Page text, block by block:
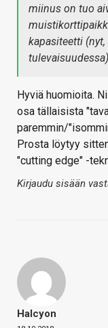
miinus on tuo
kapasiteetti
Hyviä huomioita.
osa tällaisista
paremmin/
Prosta löytyy
"cutting edge" -
Kirjaudu sisään
Halcyon